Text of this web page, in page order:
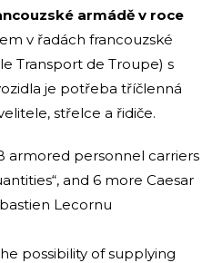
armádě v roce
v řadách francouzské
Transport de Troupe) s
je potřeba tříčlenná
střelce a řidiče.
armored personnel carriers
and 6 more Caesar
Lecornu
possibility of supplying